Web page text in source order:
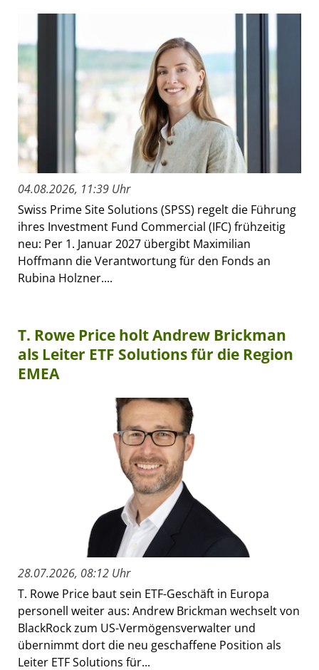
04.08.2026, 11:39 Uhr
Swiss Prime Site Solutions (SPSS) regelt die Führung
ihres Investment Fund Commercial (IFC) frühzeitig
neu: Per 1. Januar 2027 übergibt Maximilian
Hoffmann die Verantwortung für den Fonds an
Rubina Holzner....
T. Rowe Price holt Andrew Brickman
als Leiter ETF Solutions für die Region
EMEA
28.07.2026, 08:12 Uhr
T. Rowe Price baut sein ETF-Geschäft in Europa
personell weiter aus: Andrew Brickman wechselt von
BlackRock zum US-Vermögensverwalter und
übernimmt dort die neu geschaffene Position als
Leiter ETF Solutions für...